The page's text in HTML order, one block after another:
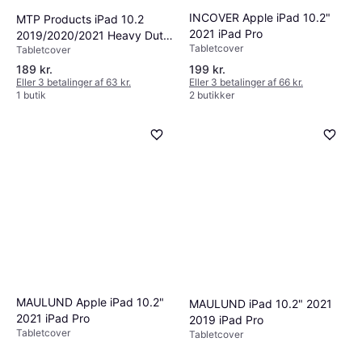
MTP Products iPad 10.2
2019/2020/2021 Heavy Duty
360 Cover
Tabletcover
189 kr.
Eller 3 betalinger af 63 kr.
1 butik
INCOVER Apple iPad 10.2"
2021 iPad Pro
Tabletcover
199 kr.
Eller 3 betalinger af 66 kr.
2 butikker
MAULUND Apple iPad 10.2"
2021 iPad Pro
Tabletcover
MAULUND iPad 10.2" 2021
2019 iPad Pro
Tabletcover